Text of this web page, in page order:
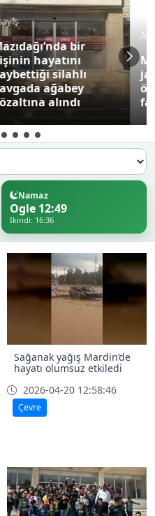
Asayiş
Mardin’de
jandarmadan
öğrencilere siber
farkındalık eğitimi
Namaz
Ogle 12:49
Ikindi: 16:36
Sağanak yağış Mardin’de
hayatı olumsuz etkiledi
2026-04-20 12:58:46
Çevre